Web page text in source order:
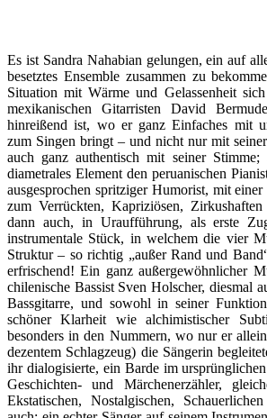
Es ist Sandra Nahabian gelungen, ein auf
besetztes Ensemble zusammen zu
Situation mit Wärme und Gelassenheit
mexikanischen Gitarristen David
hinreißend ist, wo er ganz Einfaches mit
zum Singen bringt – und nicht nur mit
auch ganz authentisch mit seiner Stimme;
diametrales Element den peruanischen
ausgesprochen spritziger Humorist, mit
zum Verrückten, Kapriziösen,
dann auch, in Uraufführung, als erste
instrumentale Stück, in welchem die vier
Struktur – so richtig „außer Rand und
erfrischend! Ein ganz außergewöhnlicher
chilenische Bassist Sven Holscher, diesmal
Bassgitarre, und sowohl in seiner
schöner Klarheit wie alchimistischer
besonders in den Nummern, wo nur er
dezentem Schlagzeug) die Sängerin
ihr dialogisierte, ein Barde im
Geschichten- und Märchenerzähler,
Ekstatischen, Nostalgischen,